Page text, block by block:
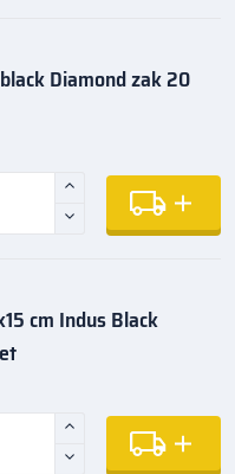
Diamond zak 20
cm Indus Black